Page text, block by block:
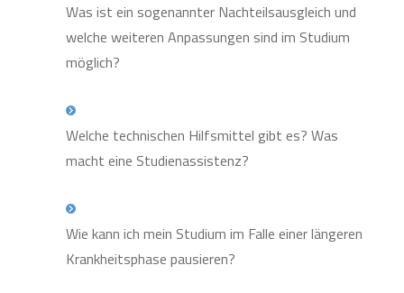
Was ist ein sogenannter Nachteilsausgleich und
welche weiteren Anpassungen sind im Studium
möglich?
Welche technischen Hilfsmittel gibt es? Was
macht eine Studienassistenz?
Wie kann ich mein Studium im Falle einer längeren
Krankheitsphase pausieren?